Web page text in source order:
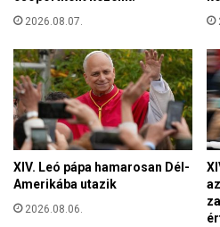
o
l
d
á
s
a
k
ö
i
r
á
s
z
o
r
u
l
ó
2026.08.07.
XIV. Leó pápa hamarosan Dél-
Amerikába utazik
2026.08.06.